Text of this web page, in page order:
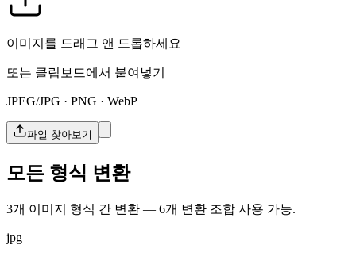
이미지를 드래그 앤 드롭하세요
또는 클립보드에서 붙여넣기
JPEG/JPG · PNG · WebP
파일 찾아보기
모든 형식 변환
3개 이미지 형식 간 변환 — 6개 변환 조합 사용 가능.
jpg